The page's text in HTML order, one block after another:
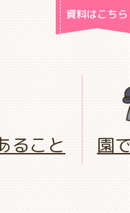
資料はこちら
ること 園